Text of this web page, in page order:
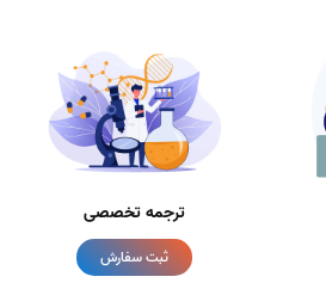
ترجمه تخصصی
ثبت سفارش